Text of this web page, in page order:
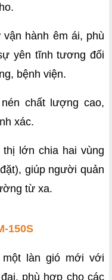
hành êm ái, phù
yên tĩnh tương đối
bệnh viện.
chất lượng cao,
xác.
lớn chia hai vùng
giúp người quản
từ xa.
150S
một làn gió mới với
phù hợp cho các